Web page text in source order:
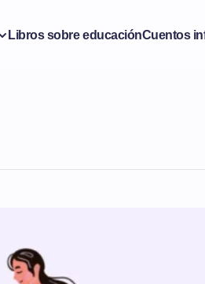
Libros sobre educaciónCuentos